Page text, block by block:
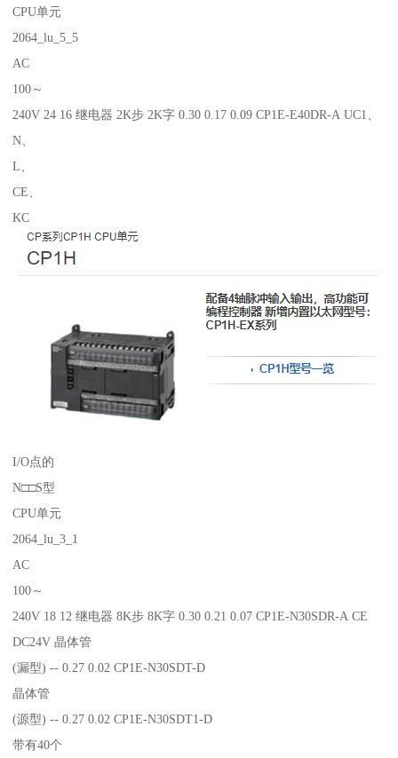
CPU单元
2064_lu_5_5
AC
100～
240V 24 16 继电器 2K步 2K字 0.30 0.17 0.09 CP1E-E40DR-A UC1、
N、
L、
CE、
KC
I/O点的
N□□S型
CPU单元
2064_lu_3_1
AC
100～
240V 18 12 继电器 8K步 8K字 0.30 0.21 0.07 CP1E-N30SDR-A CE
DC24V 晶体管
(漏型) -- 0.27 0.02 CP1E-N30SDT-D
晶体管
(源型) -- 0.27 0.02 CP1E-N30SDT1-D
带有40个